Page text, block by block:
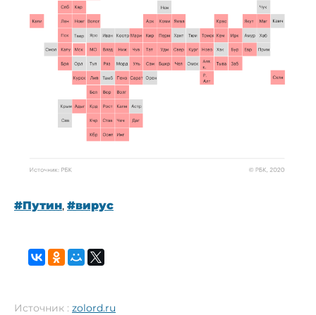
#Путин, #вирус
Источник : zolord.ru